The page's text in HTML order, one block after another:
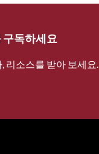
구독하세요
리소스를 받아 보세요.